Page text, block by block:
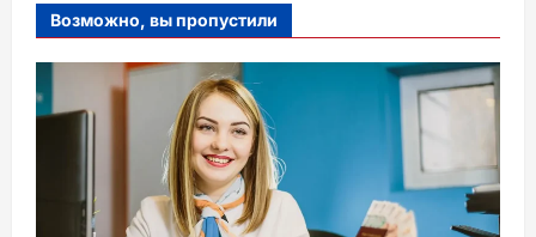
Возможно, вы пропустили